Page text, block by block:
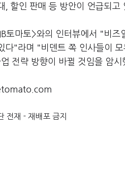
, 할인 판매 등 방안이 언급되고
토마토>와의 인터뷰에서 "비
다"라며 "비덴트 쪽 인사들이
전략 방향이 바뀔 것임을 암시
전재 - 재배포 금지